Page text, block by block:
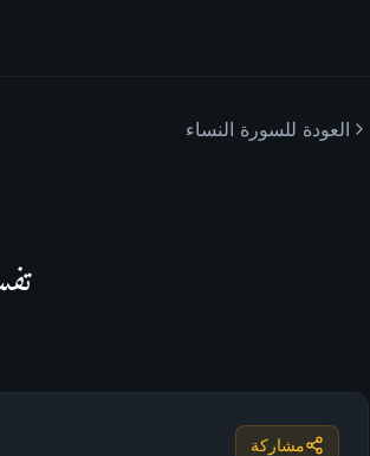
العودة للسورة النساء
مشاركة